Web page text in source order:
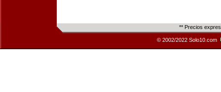
** Precios
© 2002/2022 Solo10.com